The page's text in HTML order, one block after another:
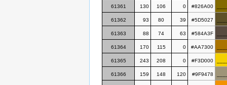
61361 130 106 0 #826A00
61362 93 80 39 #5D5027
61363 88 74 63 #584A3F
61364 170 115 0 #AA7300
61365 243 208 0 #F3D000
61366 159 148 120 #9F9478